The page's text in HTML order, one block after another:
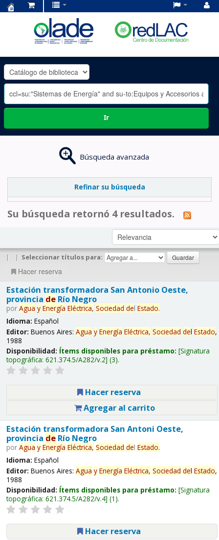
OLADE
-
Ir
Búsqueda avanzada
Refinar su búsqueda
Su búsqueda retornó 4 resultados.
| | Seleccionar títulos para:
Hacer reserva
Estación transformadora San Antonio Oeste,
provincia deRío Negro
por Agua y Energía Eléctrica, Sociedad del Estado.
Idioma: Español
Editor: Buenos Aires: Agua y Energía Eléctrica, Sociedad del Estado,
1988
Disponibilidad: Ítems disponibles para préstamo: Signatura
topográfica: 621.374.5/A282/v.2 (3).
Hacer reserva
Agregar al carrito
Estación transformadora San Antoni Oeste,
provincia deRío Negro
por Agua y Energía Eléctrica, Sociedad del Estado.
Idioma: Español
Editor: Buenos Aires: Agua y Energía Eléctrica, Sociedad del Estado,
1988
Disponibilidad: Ítems disponibles para préstamo: Signatura
topográfica: 621.374.5/A282/v.4 (1).
Hacer reserva